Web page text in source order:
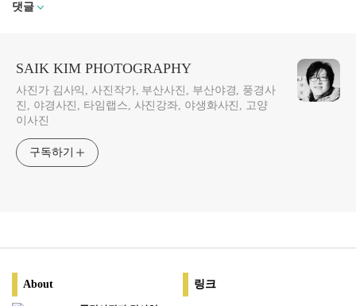
댓글
SAIK KIM PHOTOGRAPHY
사진가 김사익, 사진작가, 부산사진, 부산야경, 풍경사
진, 야경사진, 타임랩스, 사진강좌, 야생화사진, 고양
이사진
구독하기
About 링크